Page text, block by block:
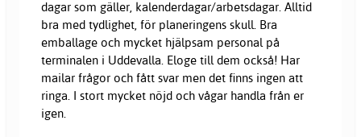
dagar som gäller, kalenderdagar/arbetsdagar. Alltid
bra med tydlighet, för planeringens skull. Bra
emballage och mycket hjälpsam personal på
terminalen i Uddevalla. Eloge till dem också! Har
mailar frågor och fått svar men det finns ingen att
ringa. I stort mycket nöjd och vågar handla från er
igen.